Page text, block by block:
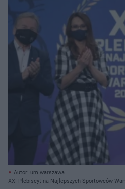
Autor: um.warszawa
XXI Plebiscyt na Najlepszych Sportowców